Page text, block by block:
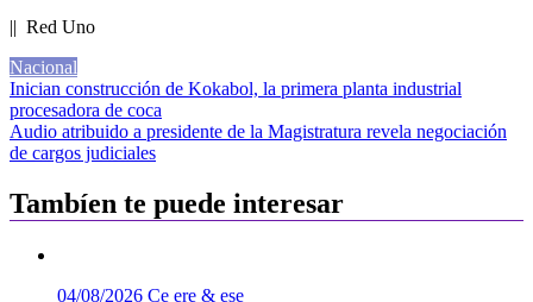
|| Red Uno
Nacional
Navegación
de
entradas
Inician construcción de Kokabol, la primera planta industrial
procesadora de coca
Audio atribuido a presidente de la Magistratura revela negociación
de cargos judiciales
Tambíen te puede interesar
04/08/2026 Ce ere & ese